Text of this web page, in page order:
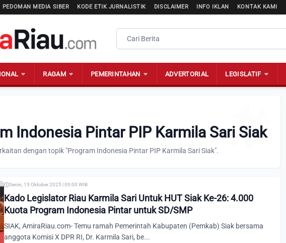
PEDOMAN MEDIA SIBER KODE ETIK JURNALISTIK DISCLAIMER INFO IKLAN KONTAK KAMI
RAGAM PEMERINTAHAN ADVERTORIAL LEGISLATIF
Indonesia Pintar PIP Karmila Sari Siak
dengan topik "Program Indonesia Pintar PIP Karmila Sari Siak".
Senin, 13 Oktober 2025 | 00:00 WIB
Kado Legislator Riau Karmila Sari Untuk HUT Siak Ke-26: 4.000
Kuota Program Indonesia Pintar untuk SD/SMP
SIAK, AmiraRiau.com- Temu ramah Pemerintah Kabupaten (Pemkab) Siak bersama
anggota Komisi X DPR RI, Dr. Karmila Sari, be...